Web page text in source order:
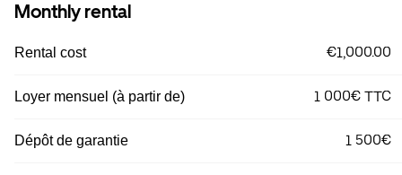
Monthly rental
Rental cost €1,000.00
Loyer mensuel (à partir de) 1 000€ TTC
Dépôt de garantie 1 500€